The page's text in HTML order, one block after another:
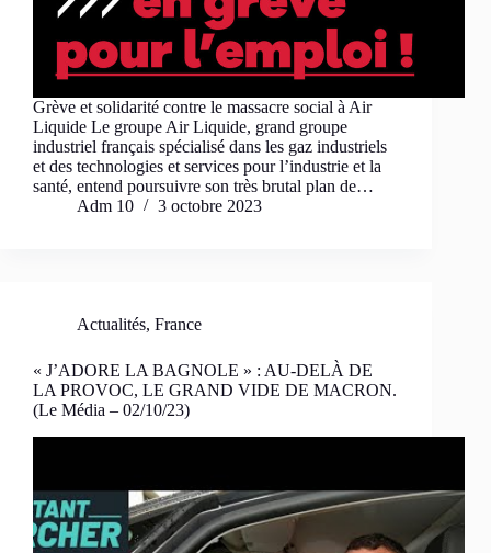
Grève et solidarité contre le massacre social à Air
Liquide Le groupe Air Liquide, grand groupe
industriel français spécialisé dans les gaz industriels
et des technologies et services pour l’industrie et la
santé, entend poursuivre son très brutal plan de…
Adm 10
3 octobre 2023
Actualités, France
« J’ADORE LA BAGNOLE » : AU-DELÀ DE
LA PROVOC, LE GRAND VIDE DE MACRON.
(Le Média – 02/10/23)